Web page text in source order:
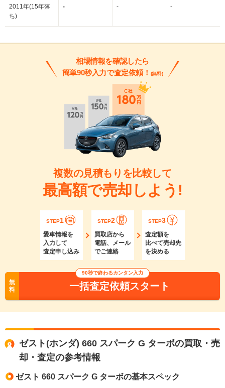
2011年(15年落
ち)
- - -
相場情報を確認したら
簡単90秒入力で査定依頼！ (無料)
複数の見積もりを比較して
最高額で売却しよう!
STEP1
愛車情報を
入力して
査定申し込み
STEP2
買取店から
電話、メール
でご連絡
STEP3
査定額を
比べて売却先
を決める
無
料
90秒で終わるカンタン入力
一括査定依頼スタート
ゼスト(ホンダ) 660 スパーク G ターボの買取・売
却・査定の参考情報
ゼスト 660 スパーク G ターボの基本スペック